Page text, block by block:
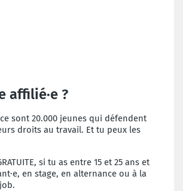
affilié·e ?
ce sont 20.000 jeunes qui défendent
droits au travail. Et tu peux les
si tu as entre 15 et 25 ans et
en stage, en alternance ou à la